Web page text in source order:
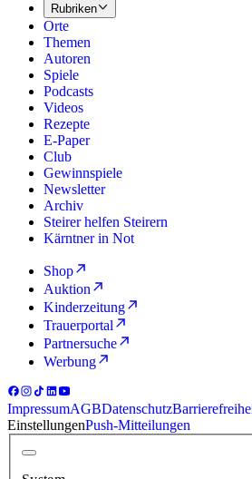
Rubriken
Orte
Themen
Autoren
Spiele
Podcasts
Videos
Rezepte
E-Paper
Club
Gewinnspiele
Newsletter
Archiv
Steirer helfen Steirern
Kärntner in Not
Shop
Auktion
Kinderzeitung
Trauerportal
Partnersuche
Werbung
ImpressumAGBDatenschutz
EinstellungenPush-Mitteilungen